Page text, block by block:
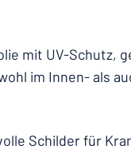
mit UV-Schutz,
im Innen- als
Schilder für